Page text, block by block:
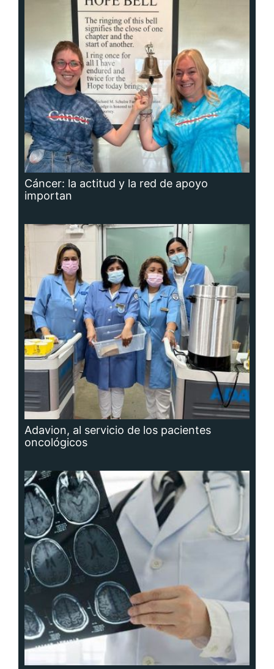
Cáncer: la actitud y la red de apoyo
importan
Adavion, al servicio de los pacientes
oncológicos